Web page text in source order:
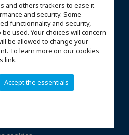
and others trackers to ease it
and security. Some
functionnality and security,
used. Your choices will concern
be allowed to change your
To learn more on our cookies
link.
Accept the essentials